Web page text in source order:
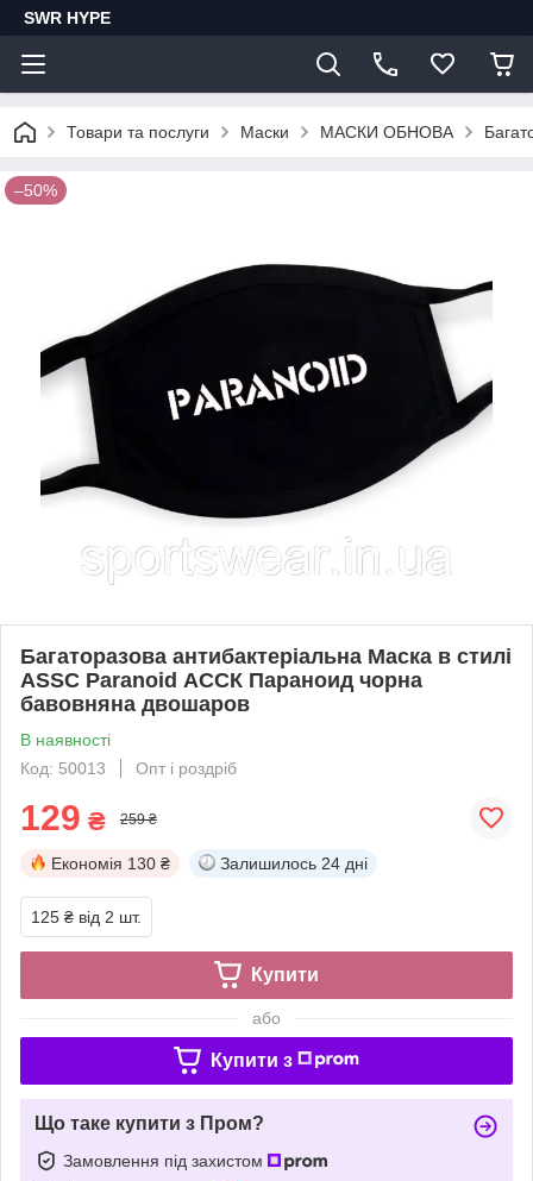
SWR HYPE
Товари та послуги Маски МАСКИ ОБНОВА
–50%
Багаторазова антибактеріальна Маска в стилі
ASSC Paranoid АССК Параноид чорна
бавовняна двошаров
В наявності
Код: 50013
Опт і роздріб
129 ₴ 259 ₴
Економія 130 ₴ Залишилось 24 дні
125 ₴ від 2 шт.
Купити
або
Купити з
Що таке купити з Пром?
Замовлення під захистом